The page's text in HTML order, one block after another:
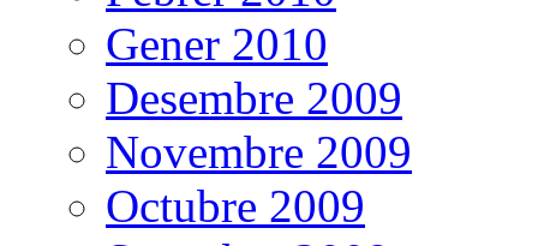
Gener 2010
Desembre 2009
Novembre 2009
Octubre 2009